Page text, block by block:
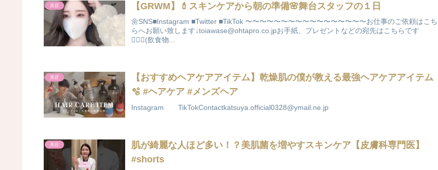
美容 【GRWM】💄スキンケアから朝の準備🌸舞台スタッフの１日
🌼SNS■Instagram ■Twitter ■TikTok 〜〜〜〜〜〜〜〜〜〜〜〜〜〜〜〜〜お仕事のご依頼はこち
らへお願い致します↓toiawase@ohtapro.co.jpお手紙、プレゼントなどの宛先はこちらです
🙇🏻‍♀️(飲食物...
美容
【おすすめヘアケアアイテム】乾燥肌の僕が教える最強ヘアケアアイテム
🫧 #ヘアケア #メンズヘア
Instagram TikTokContactkatsuya.official0328@ymail.ne.jp
美容
肌が綺麗な人ほど多い！？美肌菌を増やすスキンケア【皮膚科専門医】
#shorts